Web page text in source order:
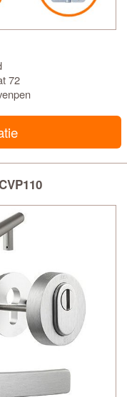
72